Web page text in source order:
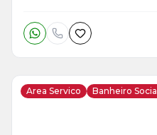
Area Servico Banheiro Social